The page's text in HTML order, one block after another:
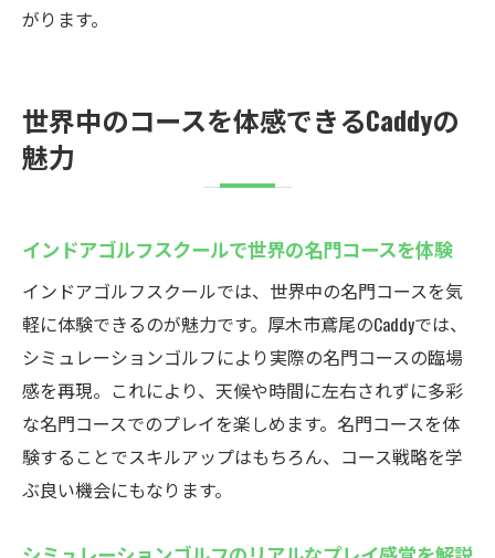
がります。
世界中のコースを体感できるCaddyの
魅力
インドアゴルフスクールで世界の名門コースを体験
インドアゴルフスクールでは、世界中の名門コースを気
軽に体験できるのが魅力です。厚木市鳶尾のCaddyでは、
シミュレーションゴルフにより実際の名門コースの臨場
感を再現。これにより、天候や時間に左右されずに多彩
な名門コースでのプレイを楽しめます。名門コースを体
験することでスキルアップはもちろん、コース戦略を学
ぶ良い機会にもなります。